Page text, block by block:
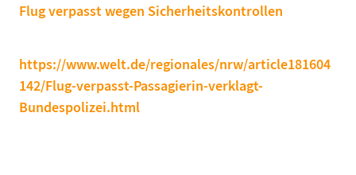
Flug verpasst wegen Sicherheitskontrollen
https://www.welt.de/regionales/nrw/article181604
142/Flug-verpasst-Passagierin-verklagt-
Bundespolizei.html